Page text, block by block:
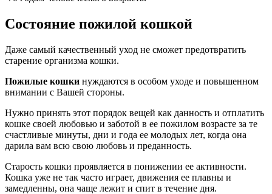
Состояние пожилой кошкой
Даже самый качественный уход не сможет предотвратить
старение организма кошки.
Пожилые кошки нуждаются в особом уходе и повышенном
внимании с Вашей стороны.
Нужно принять этот порядок вещей как данность и отплатить
кошке своей любовью и заботой в ее пожилом возрасте за те
счастливые минуты, дни и года ее молодых лет, когда она
дарила вам всю свою любовь и преданность.
Старость кошки проявляется в понижении ее активности.
Кошка уже не так часто играет, движения ее плавны и
замедленны, она чаще лежит и спит в течение дня.